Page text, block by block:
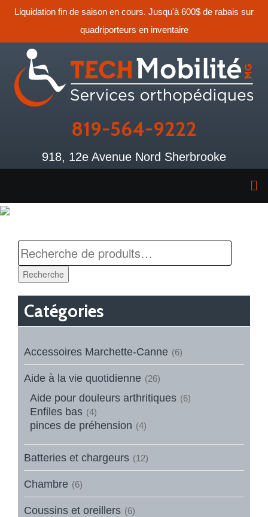
Liquidation fin de saison en cours. Jusqu'à 600$ de rabais sur
quadriporteurs en inventaire
819-564-9222
918, 12e Avenue Nord Sherbrooke
Recherche
Catégories
Accessoires Marchette-Canne (6)
Aide à la vie quotidienne (26)
Aide pour douleurs arthritiques (6)
Enfiles bas (4)
pinces de préhension (4)
Batteries et chargeurs (12)
Chambre (6)
Coussins et oreillers (6)